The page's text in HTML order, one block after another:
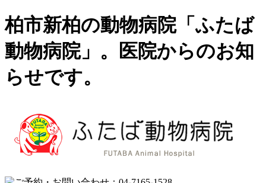
柏市新柏の動物病院「ふたば
動物病院」。医院からのお知
らせです。